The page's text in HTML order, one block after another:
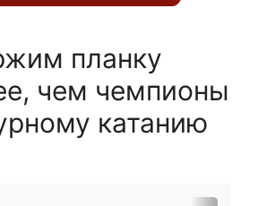
планку
чем чемпионы
катанию